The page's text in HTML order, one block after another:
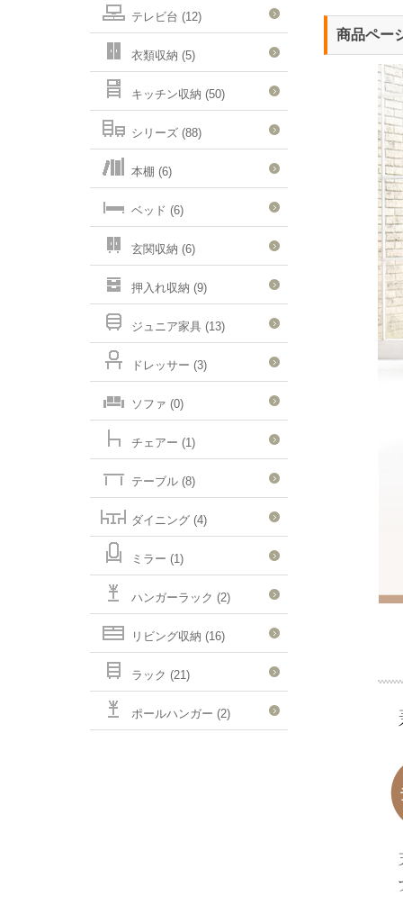
商品ペー
テレビ台 (12)
衣類収納 (5)
キッチン収納 (50)
シリーズ (88)
本棚 (6)
ベッド (6)
玄関収納 (6)
押入れ収納 (9)
ジュニア家具 (13)
ドレッサー (3)
ソファ (0)
チェアー (1)
テーブル (8)
ダイニング (4)
ミラー (1)
ハンガーラック (2)
リビング収納 (16)
ラック (21)
ポールハンガー (2)